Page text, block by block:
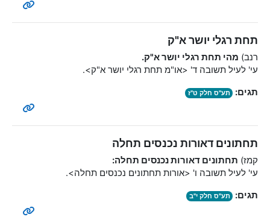
תחת רגלי יושר א"ק
רנב) מהי תחת רגלי יושר א"ק.
עי' לעיל תשובה ד' <או"מ תחת רגלי יושר א"ק>.
תגים: תע"ס חלק ט"ז
תחתונים דאורות נכנסים תחלה
קמז) תחתונים דאורות נכנסים תחלה:
עי' לעיל תשובה ו' <אורות תחתונים נכנסים תחלה>.
תגים: תע"ס חלק י"ב